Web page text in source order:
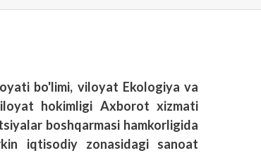
bo'limi, viloyat Ekologiya va
hokimligi Axborot xizmati
boshqarmasi hamkorligida
iqtisodiy zonasidagi sanoat